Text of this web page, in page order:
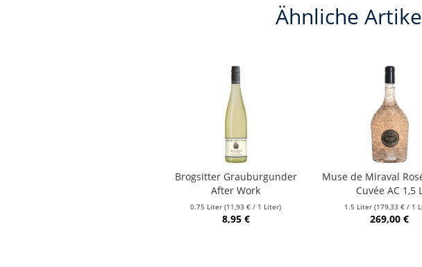
Ähnliche
Brogsitter Grauburgunder
After Work
0.75 Liter(11,93 € / 1 Liter)
8,95 €
Muse de Miraval
Cuvée AC 1,5
1.5 Liter (179,33 € / 1
269,00 €